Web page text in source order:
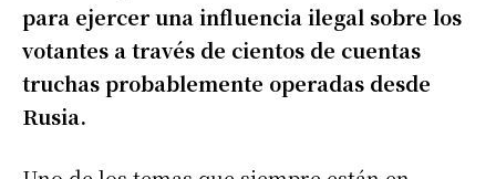
para ejercer una influencia ilegal sobre los
votantes a través de cientos de cuentas
truchas probablemente operadas desde
Rusia.